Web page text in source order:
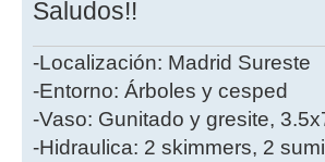
Saludos!!
-Localización: Madrid Sureste
-Entorno: Árboles y cesped
-Vaso: Gunitado y gresite,
-Hidraulica: 2 skimmers, 2